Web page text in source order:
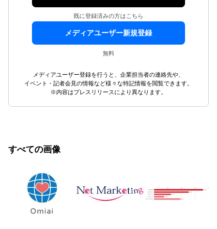
既に登録済みの方はこちら
メディアユーザー新規登録
無料
メディアユーザー登録を行うと、企業担当者の連絡先や、
イベント・記者会見の情報など様々な特記情報を閲覧できます。
※内容はプレスリリースにより異なります。
すべての画像